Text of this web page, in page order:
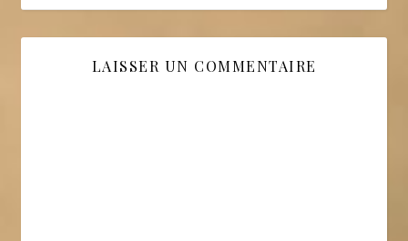
LAISSER UN COMMENTAIRE